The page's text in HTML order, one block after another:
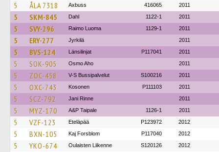
5 ÅLA 7318 Axbuss 416065 2011
5 SKM-845 Dahl 1122-1 2011
5 SVY-296 Raimo Luoma 1129-1 2011
5 ERY-277 Jyrkilä 2011
5 BVS-124 Länsilinjat P117041 2011
5 SOK-905 Osmo Aho 2011
5 ZOC-458 V-S Bussipalvelut S100216 2011
5 OXC-743 Kosonen P111103 2011
5 SCZ-792 Jani Rinne 2011
5 MYZ-170 A&P Taipale 1126-1 2011
5 VZF-123 Eteläpää P123972 2012
5 BXN-105 Kaj Forsblom P117040 2012
5 YKO-674 Oulaisten Liikenne S120126 2012